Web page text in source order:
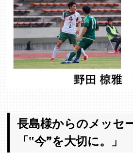
長島様からのメッセ
「‟今”を大切に。」